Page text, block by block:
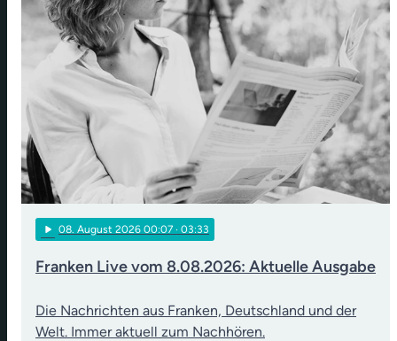
play_arrow 08. August 2026 00:07 · 03:33
Franken Live vom 8.08.2026: Aktuelle Ausgabe
Die Nachrichten aus Franken, Deutschland und der
Welt. Immer aktuell zum Nachhören.